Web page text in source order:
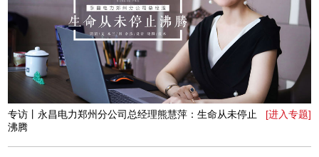
[进入专题]
专访丨郑州地铁女声叶子：用声音拥抱城市
访谈